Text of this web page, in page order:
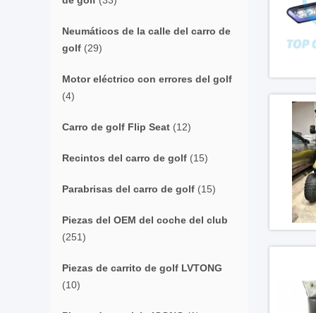
Neumáticos de la calle del carro de
golf (29)
Motor eléctrico con errores del golf
(4)
Carro de golf Flip Seat (12)
Recintos del carro de golf (15)
Parabrisas del carro de golf (15)
Piezas del OEM del coche del club
(251)
Piezas de carrito de golf LVTONG
(10)